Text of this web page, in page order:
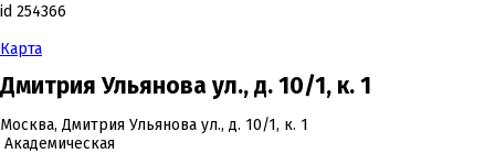
id 254366
Карта
Дмитрия Ульянова ул., д. 10/1, к. 1
Москва, Дмитрия Ульянова ул., д. 10/1, к. 1
Академическая